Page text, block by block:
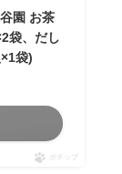
園 お茶
袋、だし
袋)
ポチップ